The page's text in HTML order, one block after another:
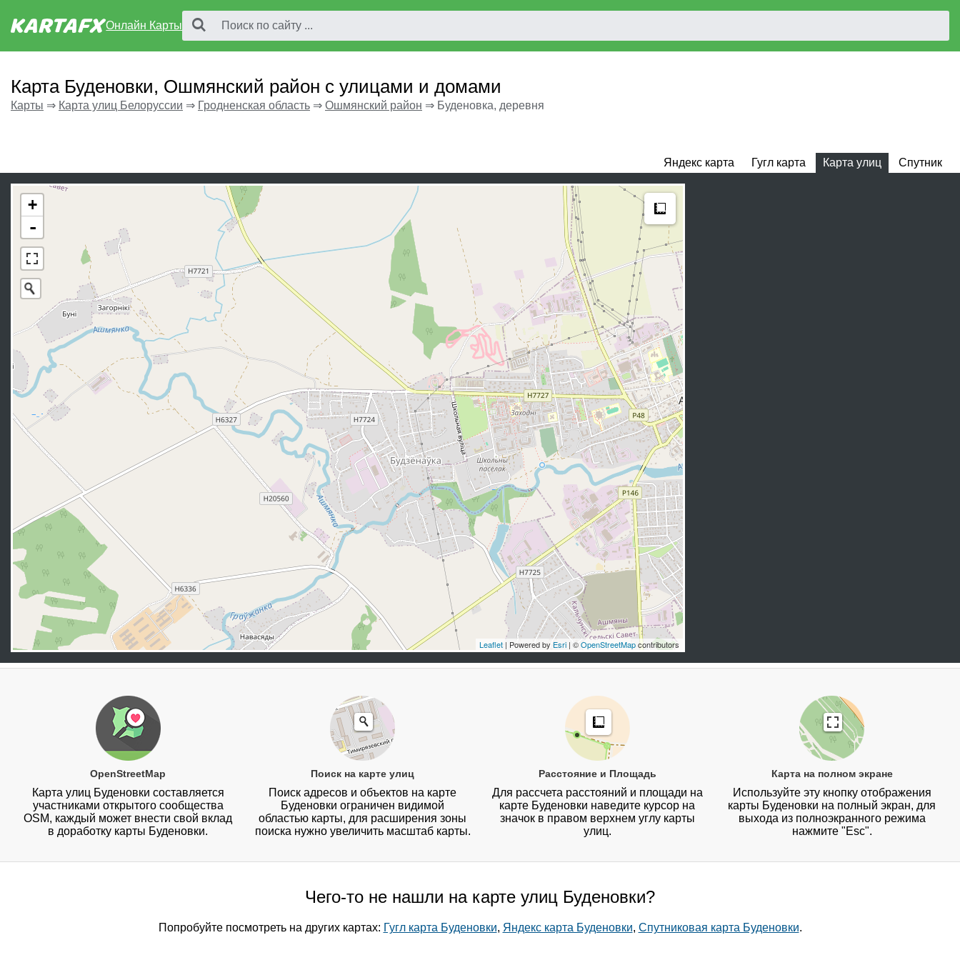
Онлайн Карты
Карта Буденовки, Ошмянский район с улицами и домами
Карты ⇒ Карта улиц Белоруссии ⇒ Гродненская область ⇒ Ошмянский район ⇒ Буденовка, деревня
Яндекс карта Гугл карта Карта улиц Спутник
+
-
Leaflet | Powered by Esri | ©OpenStreetMapcontributors
OpenStreetMap
Карта улиц Буденовки составляется
участниками открытого сообщества
OSM, каждый может внести свой вклад
в доработку карты Буденовки.
Поиск на карте улиц
Поиск адресов и объектов на карте
Буденовки ограничен видимой
областью карты, для расширения зоны
поиска нужно увеличить масштаб карты.
Расстояние и Площадь
Для рассчета расстояний и площади на
карте Буденовки наведите курсор на
значок в правом верхнем углу карты
улиц.
Карта на полном экране
Используйте эту кнопку отображения
карты Буденовки на полный экран, для
выхода из полноэкранного режима
нажмите "Esc".
Чего-то не нашли на карте улиц Буденовки?
Попробуйте посмотреть на других картах: Гугл карта Буденовки, Яндекс карта Буденовки, Спутниковая карта Буденовки.